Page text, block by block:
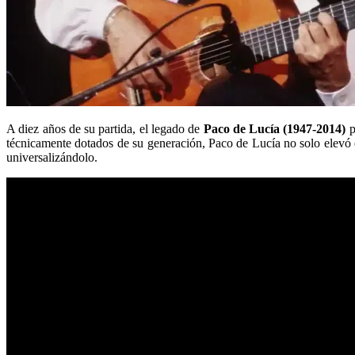
A diez años de su partida, el legado de Paco de Lucía (1947-2014)
técnicamente dotados de su generación, Paco de Lucía no solo
universalizándolo.